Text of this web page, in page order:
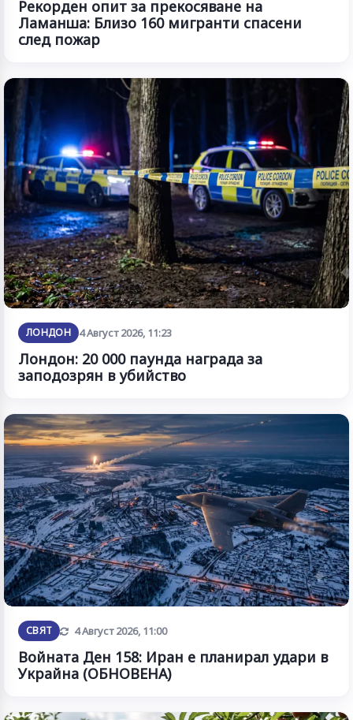
Рекорден опит за прекосяване на
Ламанша: Близо 160 мигранти спасени
след пожар
ЛОНДОН 4 Август 2026, 11:23
Лондон: 20 000 паунда награда за
заподозрян в убийство
СВЯТ Обновена
4 Август 2026, 11:00
Войната Ден 158: Иран е планирал удари в
Украйна (ОБНОВЕНА)